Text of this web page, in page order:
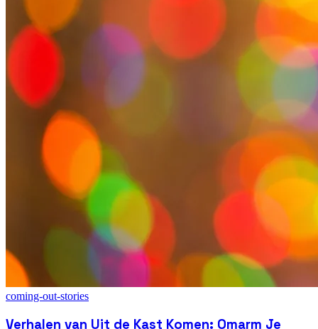
coming-out-stories
Verhalen van Uit de Kast Komen: Omarm Je